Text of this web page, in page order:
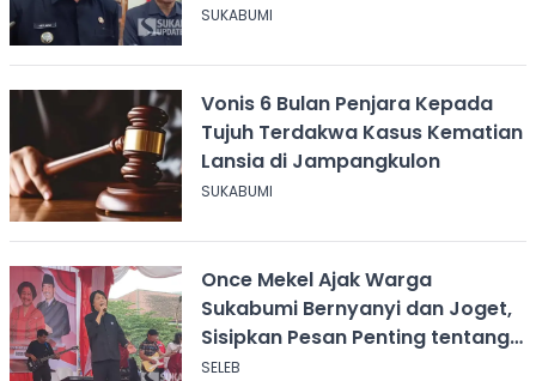
SUKABUMI
Vonis 6 Bulan Penjara Kepada
Tujuh Terdakwa Kasus Kematian
Lansia di Jampangkulon
SUKABUMI
Once Mekel Ajak Warga
Sukabumi Bernyanyi dan Joget,
Sisipkan Pesan Penting tentang
ASI
SELEB